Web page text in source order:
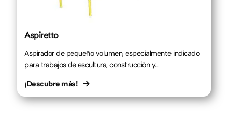
Aspiretto
Aspirador de pequeño volumen, especialmente indicado
para trabajos de escultura, construcción y...
¡Descubre más!